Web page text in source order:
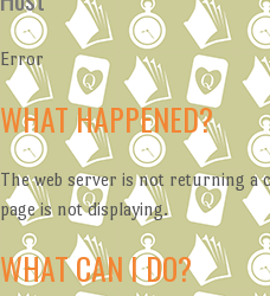
Error
WHAT HAPPENED?
The web server is not returning a
page is not displaying.
WHAT CAN I DO?